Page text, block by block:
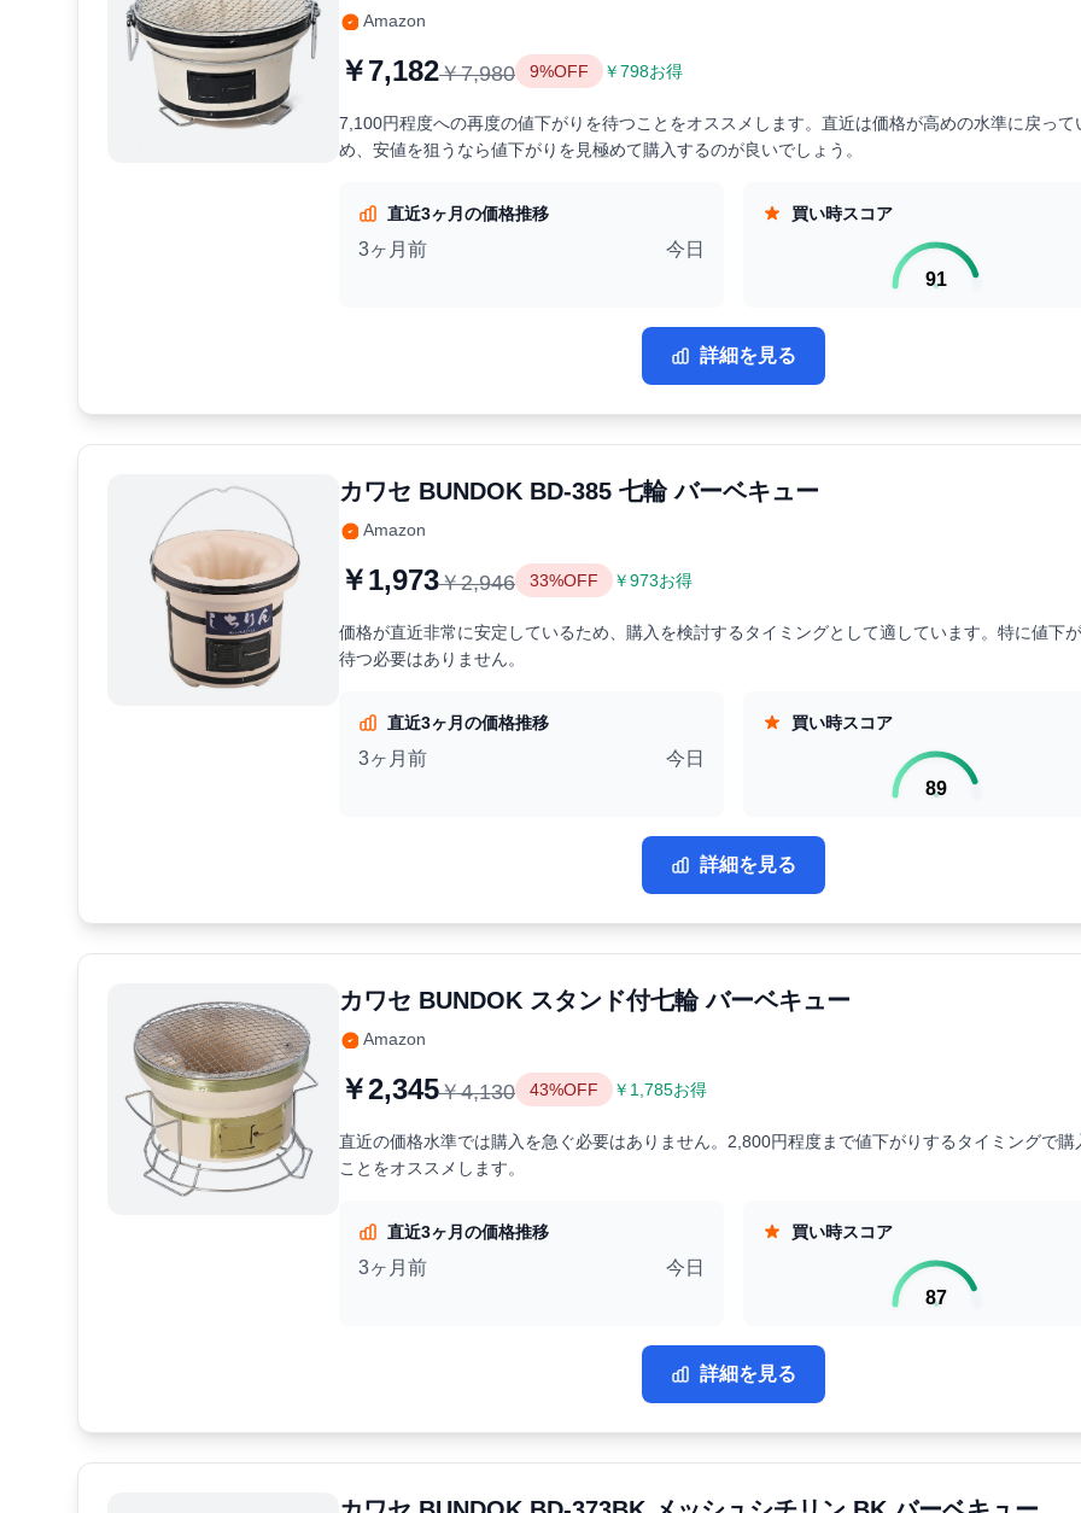
Amazon
￥7,182￥7,980 9%OFF ￥798お得
7,100円程度への再度の値下がりを待つことをオススメします。直近は価格が高めの水準に戻って
め、安値を狙うなら値下がりを見極めて購入するのが良いでしょう。
直近3ヶ月の価格推移
3ヶ月前 今日
買い時スコア
91
詳細を見る
カワセ BUNDOK BD-385 七輪 バーベキュー
Amazon
￥1,973￥2,946 33%OFF ￥973お得
価格が直近非常に安定しているため、購入を検討するタイミングとして適しています。特に値下
待つ必要はありません。
直近3ヶ月の価格推移
3ヶ月前 今日
買い時スコア
89
詳細を見る
カワセ BUNDOK スタンド付七輪 バーベキュー
Amazon
￥2,345￥4,130 43%OFF ￥1,785お得
直近の価格水準では購入を急ぐ必要はありません。2,800円程度まで値下がりするタイミングで購
ことをオススメします。
直近3ヶ月の価格推移
3ヶ月前 今日
買い時スコア
87
詳細を見る